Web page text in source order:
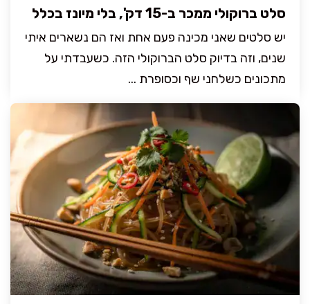
סלט ברוקולי ממכר ב-15 דק', בלי מיונז בכלל
יש סלטים שאני מכינה פעם אחת ואז הם נשארים איתי
שנים, וזה בדיוק סלט הברוקולי הזה. כשעבדתי על
מתכונים כשלחני שף וכסופרת ...